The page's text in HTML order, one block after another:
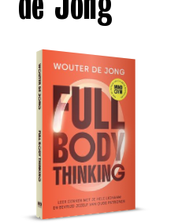
de Jong